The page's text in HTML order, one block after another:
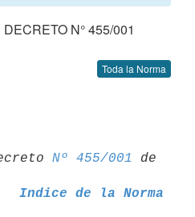
N° 455/001
Toda la Norma
Nº 455/001
de
Indice de la Norma